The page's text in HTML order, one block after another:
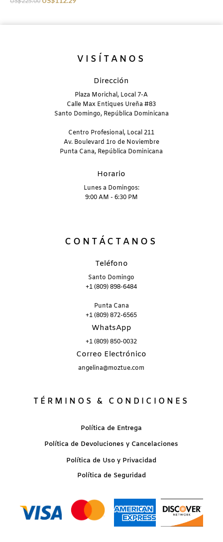
VISÍTANOS
Dirección
Plaza Morichal, Local 7-A
Calle Max Entiques Ureña #83
Santo Domingo, República Dominicana
Centro Profesional, Local 211
Av. Boulevard 1ro de Noviembre
Punta Cana, República Dominicana
Horario
Lunes a Domingos:
9:00 AM - 6:30 PM
CONTÁCTANOS
Teléfono
Santo Domingo
+1 (809) 898-6484
Punta Cana
+1 (809) 872-6565
WhatsApp
+1 (809) 850-0032
Correo Electrónico
angelina@moztue.com
TÉRMINOS & CONDICIONES
Política de Entrega
Política de Devoluciones y Cancelaciones
Política de Uso y Privacidad
Política de Seguridad